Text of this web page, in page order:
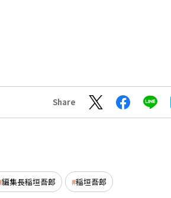
Share
編集長稲垣吾郎 稲垣吾郎